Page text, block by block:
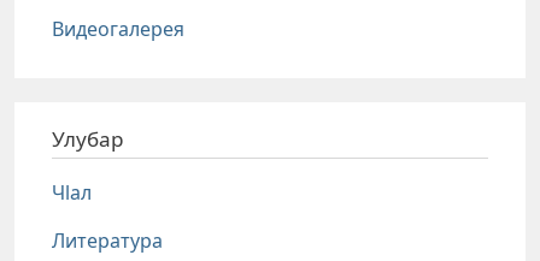
Видеогалерея
Улубар
Чlал
Литература